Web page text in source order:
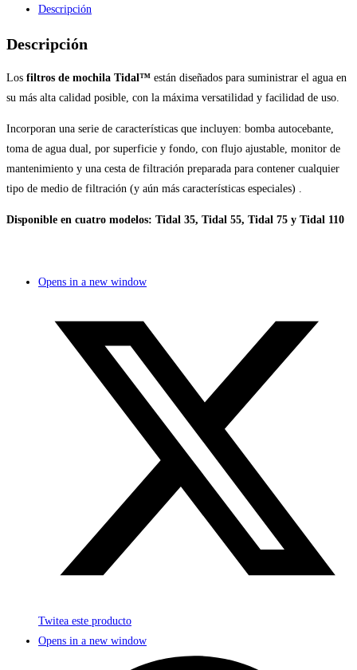
Descripción
Descripción
Los filtros de mochila Tidal™ están diseñados para suministrar el agua en
su más alta calidad posible, con la máxima versatilidad y facilidad de uso.
Incorporan una serie de características que incluyen: bomba autocebante,
toma de agua dual, por superficie y fondo, con flujo ajustable, monitor de
mantenimiento y una cesta de filtración preparada para contener cualquier
tipo de medio de filtración (y aún más características especiales) .
Disponible en cuatro modelos: Tidal 35, Tidal 55, Tidal 75 y Tidal 110
Opens in a new window
Twitea este producto
Opens in a new window